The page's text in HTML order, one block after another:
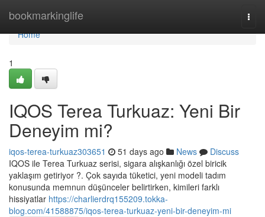
bookmarkinglife
Home
Home
1
IQOS Terea Turkuaz: Yeni Bir
Deneyim mi?
iqos-terea-turkuaz303651 51 days ago News
Discuss
IQOS ile Terea Turkuaz serisi, sigara alışkanlığı özel biricik
yaklaşım getiriyor ?. Çok sayıda tüketici, yeni modeli tadım
konusunda memnun düşünceler belirtirken, kimileri farklı
hissiyatlar https://charlierdrq155209.tokka-
blog.com/41588875/iqos-terea-turkuaz-yeni-bir-deneyim-mi